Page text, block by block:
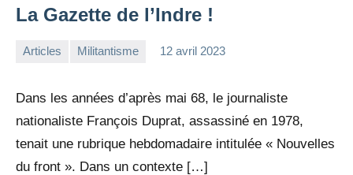
La Gazette de l’Indre !
Articles Militantisme 12 avril 2023
Dans les années d’après mai 68, le journaliste
nationaliste François Duprat, assassiné en 1978,
tenait une rubrique hebdomadaire intitulée « Nouvelles
du front ». Dans un contexte […]